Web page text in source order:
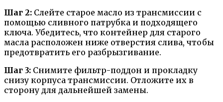
Шаг 2: Слейте старое масло из трансмиссии с
помощью сливного патрубка и подходящего
ключа. Убедитесь, что контейнер для старого
масла расположен ниже отверстия слива, чтобы
предотвратить его разбрызгивание.
Шаг 3: Снимите фильтр-поддон и прокладку
снизу корпуса трансмиссии. Отложите их в
сторону для дальнейшей замены.